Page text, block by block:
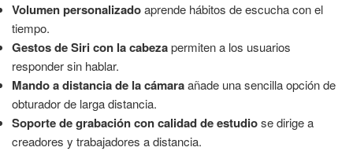
Volumen personalizadoaprende hábitos de escucha con el
tiempo.
Gestos de Siri con la cabezapermiten a los usuarios
responder sin hablar.
Mando a distancia de la cámaraañade una sencilla opción de
obturador de larga distancia.
Soporte de grabación con calidad de estudiose dirige a
creadores y trabajadores a distancia.